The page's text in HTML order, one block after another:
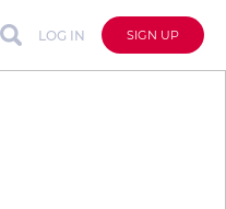
LOG IN SIGN UP